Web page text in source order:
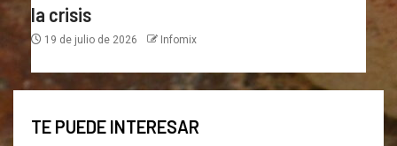
la crisis
19 de julio de 2026 Infomix
TE PUEDE INTERESAR